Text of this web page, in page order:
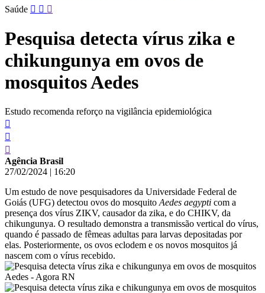
Pular
conteúdo
Saúde
Pesquisa detecta vírus zika e
chikungunya em ovos de
mosquitos Aedes
Estudo recomenda reforço na vigilância epidemiológica
Agência Brasil
27/02/2024 | 16:20
Um estudo de nove pesquisadores da Universidade Federal de
Goiás (UFG) detectou ovos do mosquito Aedes aegypti com a
presença dos vírus ZIKV, causador da zika, e do CHIKV, da
chikungunya. O resultado demonstra a transmissão vertical do vírus,
quando é passado de fêmeas adultas para larvas depositadas por
elas. Posteriormente, os ovos eclodem e os novos mosquitos já
nascem com o vírus recebido.